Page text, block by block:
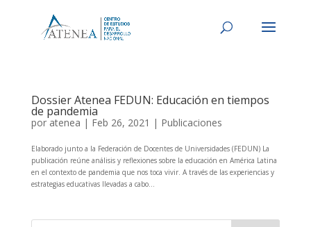
Dossier Atenea FEDUN: Educación en tiempos
de pandemia
poratenea | Feb 26, 2021 | Publicaciones
Elaborado junto a la Federación de Docentes de Universidades (FEDUN) La
publicación reúne análisis y reflexiones sobre la educación en América Latina
en el contexto de pandemia que nos toca vivir. A través de las experiencias y
estrategias educativas llevadas a cabo...